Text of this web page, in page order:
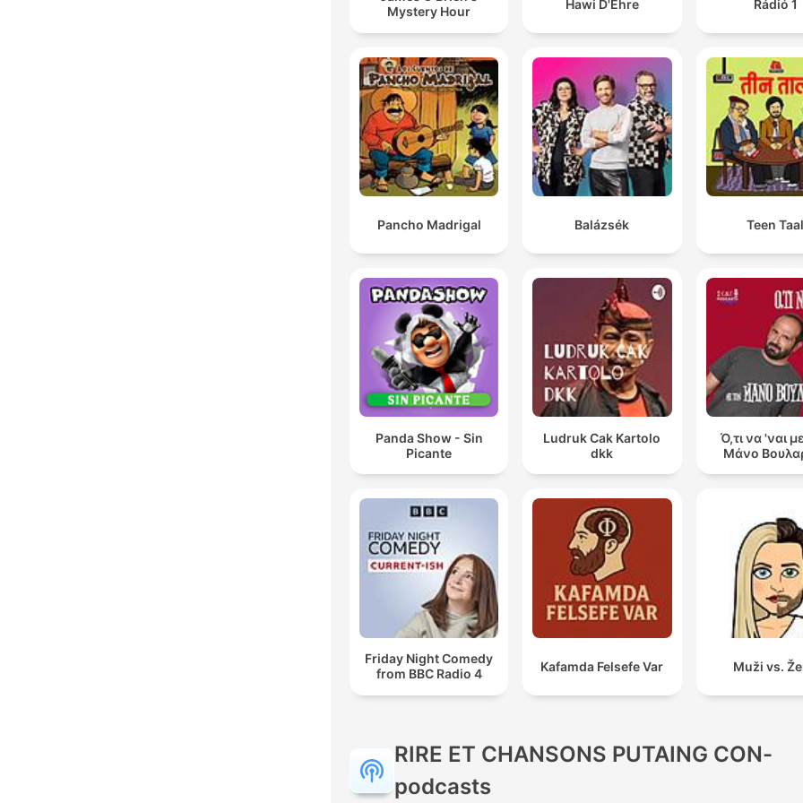
Mystery Hour
Hawi D'Ehre Rádió 1
Pancho Madrigal Balázsék Teen
Panda Show - Sin
Picante
Ludruk Cak Kartolo
dkk
Ό,τι να 'ναι
Μάνο
Friday Night Comedy
from BBC Radio 4
Kafamda Felsefe Var Muži vs.
RIRE ET CHANSONS PUTAING CON-
podcasts